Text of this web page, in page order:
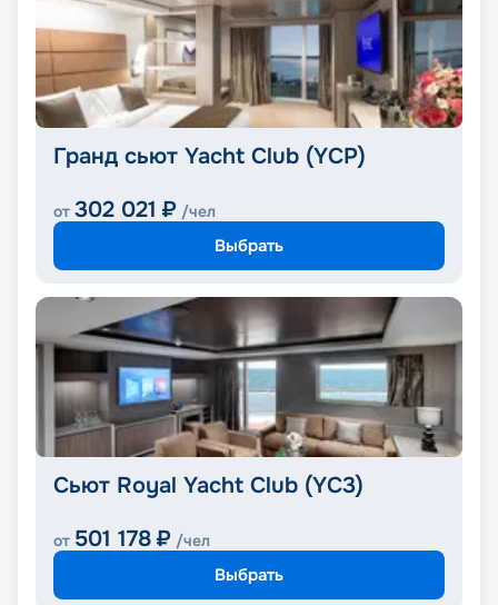
Гранд сьют Yacht Club (YCP)
от 302 021 ₽ /чел
Выбрать
Сьют Royal Yacht Club (YC3)
от 501 178 ₽ /чел
Выбрать